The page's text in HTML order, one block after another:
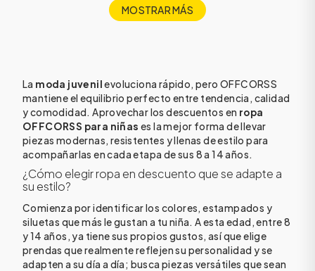
MOSTRAR MÁS
La moda juvenilevoluciona rápido, pero OFFCORSS
mantiene el equilibrio perfecto entre tendencia, calidad
y comodidad. Aprovechar los descuentos en ropa
OFFCORSS para niñas es la mejor forma de llevar
piezas modernas, resistentes y llenas de estilo para
acompañarlas en cada etapa de sus 8 a 14 años.
¿Cómo elegir ropa en descuento que se adapte a
su estilo?
Comienza por identificar los colores, estampados y
siluetas que más le gustan a tu niña. A esta edad, entre 8
y 14 años, ya tiene sus propios gustos, así que elige
prendas que realmente reflejen su personalidad y se
adapten a su día a día; busca piezas versátiles que sean